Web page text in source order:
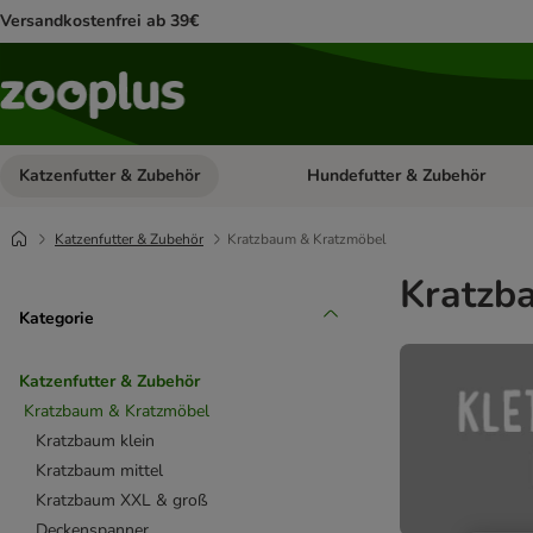
Versandkostenfrei ab 39€
Katzenfutter & Zubehör Kategorie-Menü öffnen:
Hundefutter & Zubehör
Katzenfutter & Zubehör Kratzbaum & Kratzmöbel
Kategorie
Katzenfutter & Zubehör
Kratzbaum & Kratzmöbel
Kratzbaum klein
Kratzbaum mittel
Kratzbaum XXL & groß